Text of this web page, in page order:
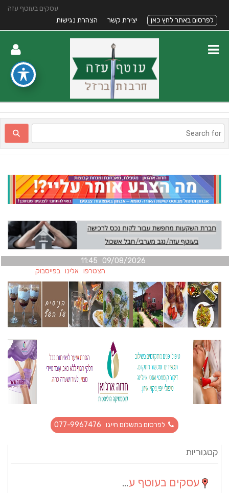
עסקים בעוטף עזה
לפרסום באתר לחץ כאן
יצירת קשר הצהרת נגישות
09/08/2026 11:45
הצטרפו אלינו בפייסבוק
לפרסום בתשלום חייגו 077-9967476
קטגוריות
עסקים בעוטף עזה